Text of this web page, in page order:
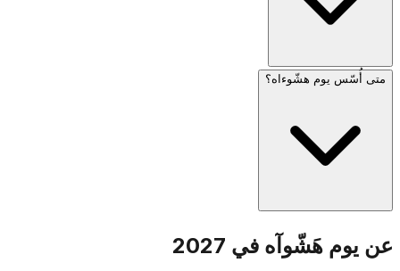
في إسرائيل، يُطلق صفّار إنذار لمدّة دقيقتين في الساعة العاشرة
وإضاءة ستّ شموع تذكارية (رمزاً للستّة ملايين)، وقراءة أسماء
الضحايا. تُنكّس الأعلام إلى منتصف السارية.
متى أُسّس يوم هشّوءاه؟
عن يوم هَشّوآه في 2027